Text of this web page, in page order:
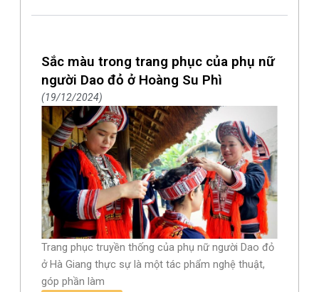
Sắc màu trong trang phục của phụ nữ
người Dao đỏ ở Hoàng Su Phì
19/12/2024
Trang phục truyền thống của phụ nữ người Dao đỏ
ở Hà Giang thực sự là một tác phẩm nghệ thuật,
góp phần làm